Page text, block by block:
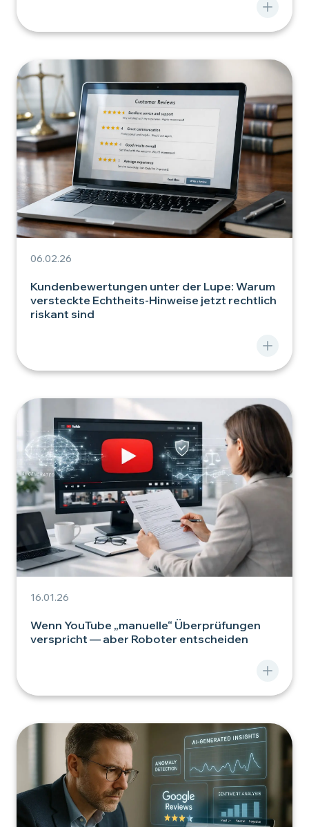
06.02.26
Kundenbewertungen unter der Lupe: Warum
versteckte Echtheits-Hinweise jetzt rechtlich
riskant sind
16.01.26
Wenn YouTube „manuelle“ Überprüfungen
verspricht — aber Roboter entscheiden